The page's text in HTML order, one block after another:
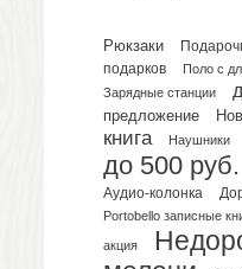
Сумки
Рюкзаки
подарков
Поло с
Зарядные станции
предложение
книга
Наушники
до 500 руб.
Аудио-колонка
Portobello записные
акция